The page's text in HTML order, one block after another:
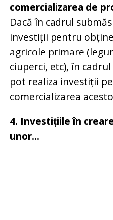
comercializarea de
Dacă în cadrul
investiții pentru
agricole primare
ciuperci, etc), în
pot realiza investiții
comercializarea
4. Investițiile în
unor...